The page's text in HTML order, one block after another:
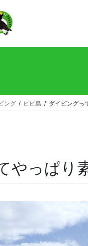
ング ピピ島 ダイビングっ
やっぱり